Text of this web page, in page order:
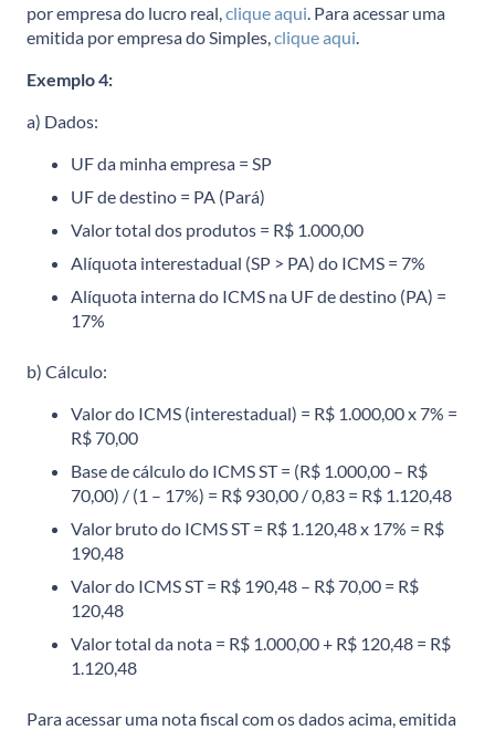
por empresa do lucro real, clique aqui . Para acessar uma
emitida por empresa do Simples, clique aqui
Exemplo 4:
a) Dados:
UF da minha empresa = SP
UF de destino = PA (Pará)
Valor total dos produtos = R$ 1.000,00
Alíquota interestadual (SP > PA) do ICMS = 7%
Alíquota interna do ICMS na UF de destino (PA) =
17%
b) Cálculo:
Valor do ICMS (interestadual) = R$ 1.000,00 x 7% =
R$ 70,00
Base de cálculo do ICMS ST = (R$ 1.000,00 – R$
70,00) / (1 – 17%) = R$ 930,00 / 0,83 = R$ 1.120,48
Valor bruto do ICMS ST = R$ 1.120,48 x 17% = R$
190,48
Valor do ICMS ST = R$ 190,48 – R$ 70,00 = R$
120,48
Valor total da nota = R$ 1.000,00 + R$ 120,48 = R$
1.120,48
Para acessar uma nota fiscal com os dados acima, emitida